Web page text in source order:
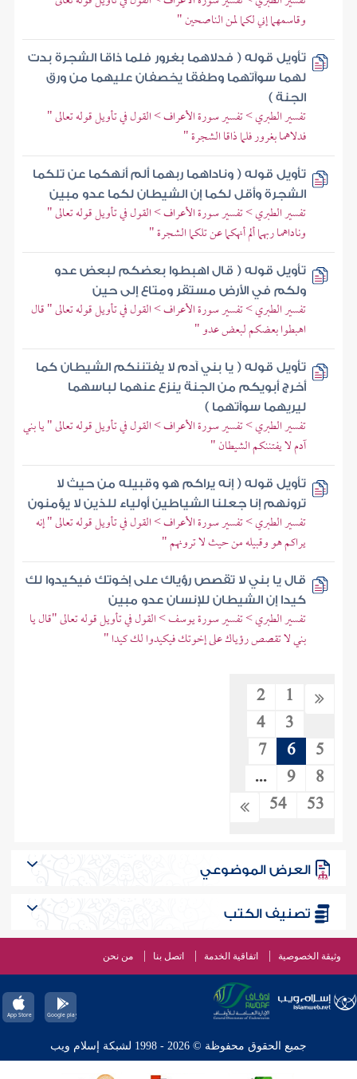
وقاسمهما إني لكما لمن الناصحين "
تأويل قوله ( فدلاهما بغرور فلما ذاقا الشجرة بدت
لهما سوآتهما وطفقا يخصفان عليهما من ورق
الجنة )
تفسير الطبري > تفسير سورة الأعراف > القول في تأويل قوله تعالى "
فدلاهما بغرور فلما ذاقا الشجرة "
تأويل قوله ( وناداهما ربهما ألم أنهكما عن تلكما
الشجرة وأقل لكما إن الشيطان لكما عدو مبين
تفسير الطبري > تفسير سورة الأعراف > القول في تأويل قوله تعالى "
وناداهما ربهما ألم أنهكما عن تلكما الشجرة "
تأويل قوله ( قال اهبطوا بعضكم لبعض عدو
ولكم في الأرض مستقر ومتاع إلى حين
تفسير الطبري > تفسير سورة الأعراف > القول في تأويل قوله تعالى " قال
اهبطوا بعضكم لبعض عدو "
تأويل قوله ( يا بني آدم لا يفتننكم الشيطان كما
أخرج أبويكم من الجنة ينزع عنهما لباسهما
ليريهما سوآتهما )
تفسير الطبري > تفسير سورة الأعراف > القول في تأويل قوله تعالى " يا بني
آدم لا يفتننكم الشيطان "
تأويل قوله ( إنه يراكم هو وقبيله من حيث لا
ترونهم إنا جعلنا الشياطين أولياء للذين لا يؤمنون
تفسير الطبري > تفسير سورة الأعراف > القول في تأويل قوله تعالى " إنه
يراكم هو وقبيله من حيث لا ترونهم "
قال يا بني لا تقصص رؤياك على إخوتك فيكيدوا لك
كيدا إن الشيطان للإنسان عدو مبين
تفسير الطبري > تفسير سورة يوسف > القول في تأويل قوله تعالى "قال يا
بني لا تقصص رؤياك على إخوتك فيكيدوا لك كيدا "
1
2
3
4
5
6
7
8
9
...
53
54
العرض الموضوعي
تصنيف الكتب
وثيقة الخصوصية اتفاقية الخدمة اتصل بنا من نحن
جميع الحقوق محفوظة © 2026 - 1998 لشبكة إسلام ويب